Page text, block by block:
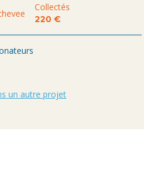
Collectés
220 €